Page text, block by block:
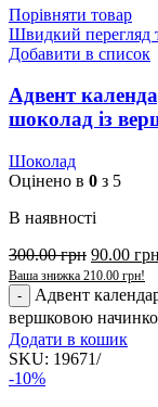
Порівняти товар
Швидкий перегляд
Добавити в список
Адвент
шоколад із
Шоколад
Оцінено в 0 з 5
В наявності
300.00грн 90.00 грн
Ваша знижка 210.00 грн!
Адвент
вершковою
Додати в кошик
SKU: 19671/
-10%